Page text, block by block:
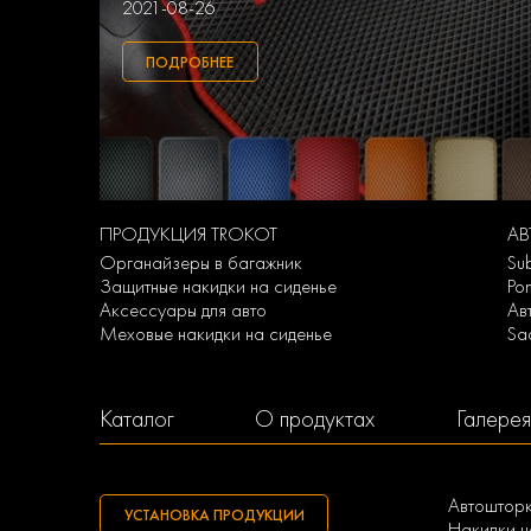
2021-08-26
ПОДРОБНЕЕ
ПРОДУКЦИЯ TROKOT
Органайзеры в багажник
Защитные накидки на сиденье
Аксессуары для авто
Меховые накидки на сиденье
Каталог О продуктах Галерея
УСТАНОВКА ПРОДУКЦИИ